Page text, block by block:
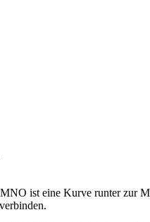
ist eine Kurve runter zur